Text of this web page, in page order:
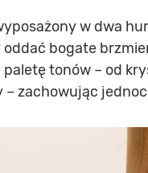
w dwa
bogate
tonów – od
zachowując